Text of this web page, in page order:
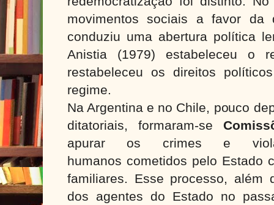
movimentos sociais a favor da
conduziu uma abertura política
Anistia (1979) estabeleceu o
restabeleceu os direitos
regime.
Na Argentina e no Chile, pouco
ditatoriais, formaram-se
apurar os crimes e
humanos cometidos pelo Estado
familiares. Esse processo, além
dos agentes do Estado no